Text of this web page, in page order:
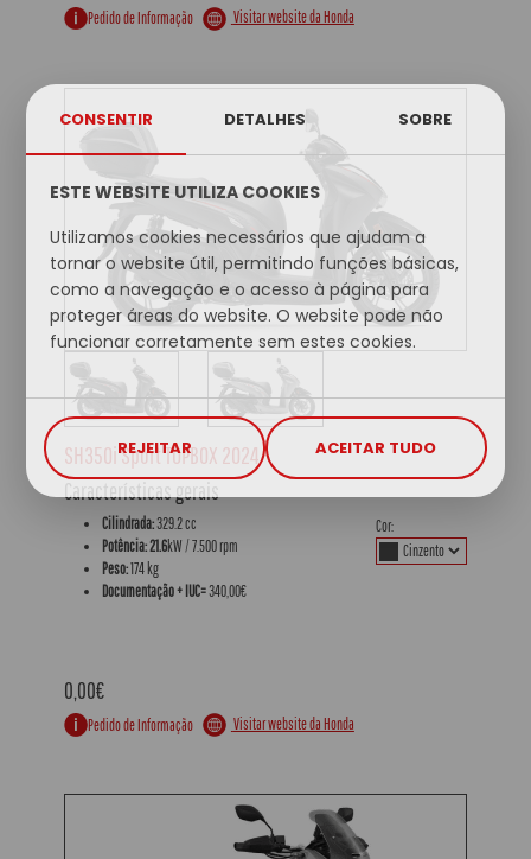
CONSENTIR DETALHES SOBRE
ESTE WEBSITE UTILIZA COOKIES
Utilizamos cookies necessários que ajudam a
tornar o website útil, permitindo funções básicas,
como a navegação e o acesso à página para
proteger áreas do website. O website pode não
funcionar corretamente sem estes cookies.
REJEITAR ACEITAR TUDO
Pedido de Informação Visitar website da Honda
SH350i Sport TOPBOX 2024
Características gerais
Cilindrada:329.2 cc
Potência: 21.6kW / 7.500 rpm
Peso:174 kg
Documentação + IUC=340,00€
Cor:
0,00€
Pedido de Informação Visitar website da Honda